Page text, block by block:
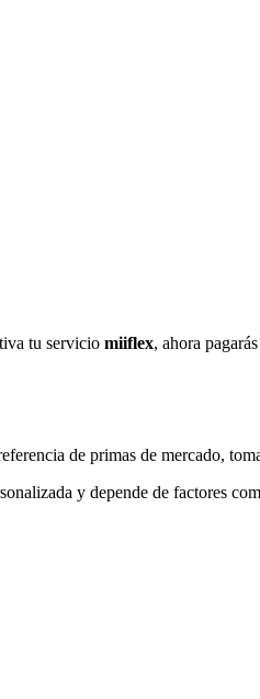
tu servicio miiflex, ahora
de primas de mercado,
y depende de factores